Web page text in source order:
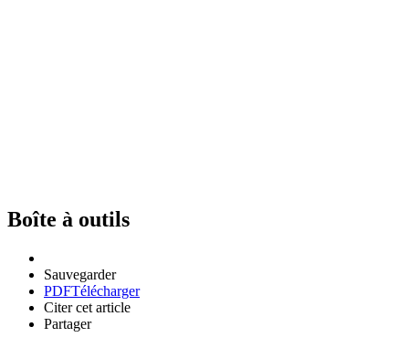
Boîte à outils
Sauvegarder
PDFTélécharger
Citer cet article
Partager